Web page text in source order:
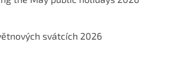
svátcích 2026